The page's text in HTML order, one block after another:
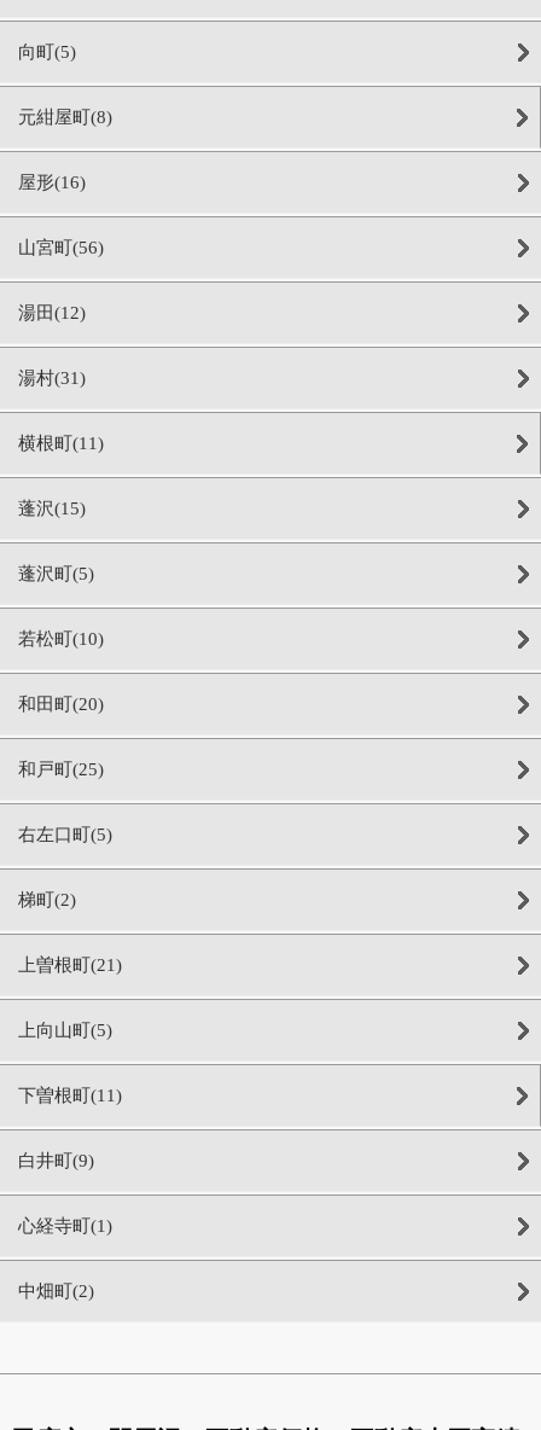
向町(5)
元紺屋町(8)
屋形(16)
山宮町(56)
湯田(12)
湯村(31)
横根町(11)
蓬沢(15)
蓬沢町(5)
若松町(10)
和田町(20)
和戸町(25)
右左口町(5)
梯町(2)
上曽根町(21)
上向山町(5)
下曽根町(11)
白井町(9)
心経寺町(1)
中畑町(2)